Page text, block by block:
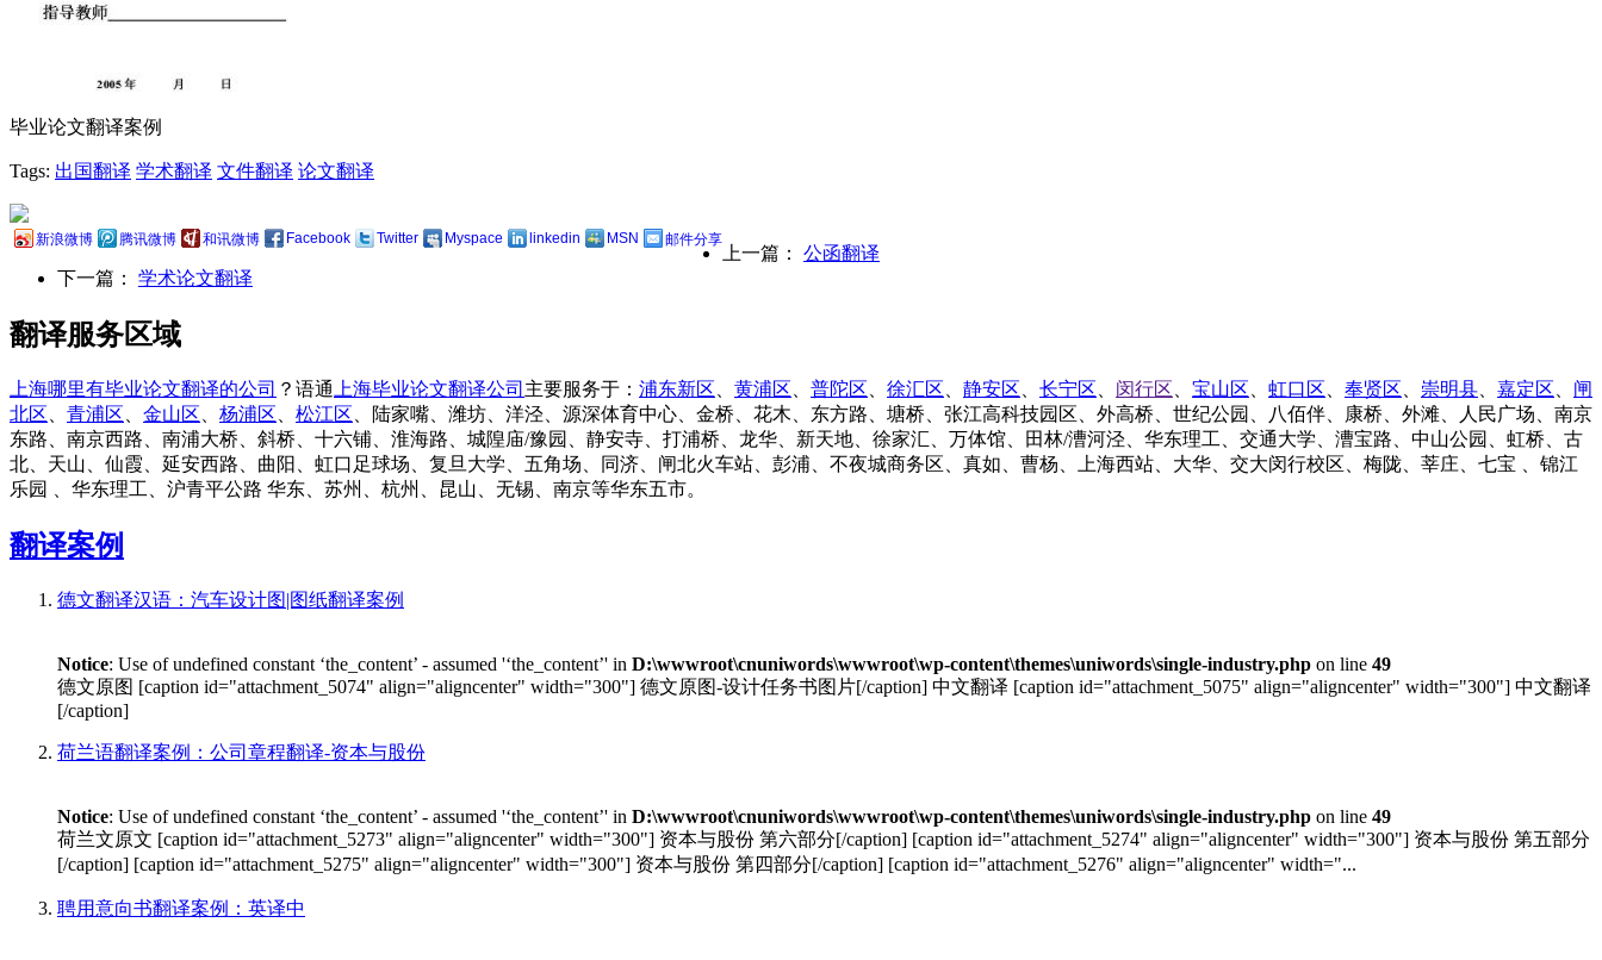
毕业论文翻译案例
Tags: 出国翻译 学术翻译 文件翻译 论文翻译
新浪微博 腾讯微博 和讯微博 Facebook Twitter Myspace linkedin MSN 邮件分享
上一篇： 公函翻译
下一篇： 学术论文翻译
翻译服务区域
上海哪里有毕业论文翻译的公司 ？语通 上海毕业论文翻译公司 主要服务于： 浦东新区 黄浦区 普陀区 徐汇区 静安区 长宁区 闵行区 宝山区 虹口区 奉贤区 崇明县 嘉定区
闸
北区
青浦区 金山区 杨浦区 松江区 、陆家嘴、潍坊、洋泾、源深体育中心、金桥、花木、东方路、塘桥、张江高科技园区、外高桥、世纪公园、八佰伴、康桥、外滩、人民广场、南京
东路、南京西路、南浦大桥、斜桥、十六铺、淮海路、城隍庙/豫园、静安寺、打浦桥、龙华、新天地、徐家汇、万体馆、田林/漕河泾、华东理工、交通大学、漕宝路、中山公园、虹桥、古
北、天山、仙霞、延安西路、曲阳、虹口足球场、复旦大学、五角场、同济、闸北火车站、彭浦、不夜城商务区、真如、曹杨、上海西站、大华、交大闵行校区、梅陇、莘庄、七宝 、锦江
乐园 、华东理工、沪青平公路 华东、苏州、杭州、昆山、无锡、南京等华东五市。
翻译案例
德文翻译汉语：汽车设计图|图纸翻译案例
Notice: Use of undefined constant ‘the_content’ - assumed '‘the_content’' in D:\wwwroot\cnuniwords\wwwroot\wp-content\themes\uniwords\single-industry.php on line 49
德文原图 [caption id="attachment_5074" align="aligncenter" width="300"] 德文原图-设计任务书图片[/caption] 中文翻译 [caption id="attachment_5075" align="aligncenter" width="300"] 中文翻译
[/caption]
荷兰语翻译案例：公司章程翻译-资本与股份
Notice: Use of undefined constant ‘the_content’ - assumed '‘the_content’' in D:\wwwroot\cnuniwords\wwwroot\wp-content\themes\uniwords\single-industry.php on line 49
荷兰文原文 [caption id="attachment_5273" align="aligncenter" width="300"] 资本与股份 第六部分[/caption] [caption id="attachment_5274" align="aligncenter" width="300"] 资本与股份 第五部分
[/caption] [caption id="attachment_5275" align="aligncenter" width="300"] 资本与股份 第四部分[/caption] [caption id="attachment_5276" align="aligncenter" width="...
聘用意向书翻译案例：英译中